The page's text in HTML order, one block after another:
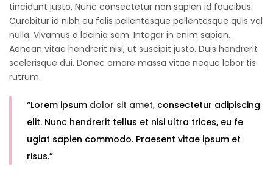
tincidunt justo. Nunc consectetur non sapien id faucibus.
Curabitur id nibh eu felis pellentesque pellentesque quis vel
nulla. Vivamus a lacinia sem. Integer in enim sapien.
Aenean vitae hendrerit nisi, ut suscipit justo. Duis hendrerit
scelerisque dui. Donec ornare massa vitae neque lobor tis
rutrum.
“Lorem ipsum dolor sit amet, consectetur adipiscing
elit. Nunc hendrerit tellus et nisi ultra trices, eu fe
ugiat sapien commodo. Praesent vitae ipsum et
risus.”